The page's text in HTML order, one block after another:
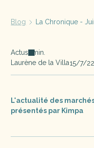
Blog La Chronique -
Actus
min.
Laurène de la Villa15/7/22
L'actualité des
présentés par Kimpa